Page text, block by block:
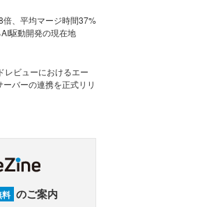
、平均マージ時間37%
駆動開発の現在地
ビューにおけるエー
バーの連携を正式リリ
料 のご案内